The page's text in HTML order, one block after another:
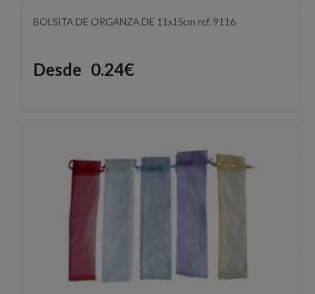
BOLSITA DE ORGANZA DE 11x15cm ref. 9116
Precio
Desde 0.24€